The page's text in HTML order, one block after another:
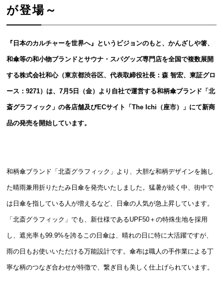
が登場～
『日本のカルチャーを世界へ』というビジョンのもと、かんざしや箸、
和傘等の和小物ブランドとサウナ・スパグッズ専門店を全国で複数展開
する株式会社和心（東京都渋谷区、代表取締役社長：森 智宏、東証グロ
ース：9271）は、7月5日（金）より自社で運営する和柄傘ブランド「北
斎グラフィック」の各店舗及びECサイト「The Ichi（座市）」にて新商
品の発売を開始しています。
和柄傘ブランド「北斎グラフィック」より、大胆な和柄デザインを施し
た晴雨兼用折りたたみ日傘を発売いたしました。猛暑が続く中、街中で
は日傘を指している人が増えるなど、日傘の人気が急上昇しています。
「北斎グラフィック」でも、新仕様であるUPF50＋の特殊生地を採用
し、遮光率も99.9%を誇るこの日傘は、晴れの日に特に大活躍ですが、
雨の日もお使いいただける万能設計です。傘布は職人の手作業による丁
寧な柄のつなぎ合わせが特徴で、繋ぎ目も美しく仕上げられています。